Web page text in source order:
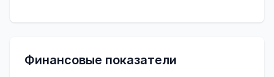
Финансовые показатели